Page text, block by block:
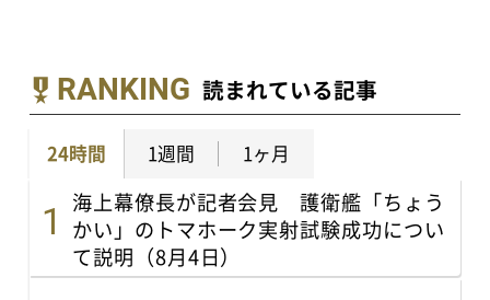
RANKING 読まれている記事
24時間 1週間 1ヶ月
海上幕僚長が記者会見 護衛艦「ちょう
かい」のトマホーク実射試験成功につい
て説明（8月4日）